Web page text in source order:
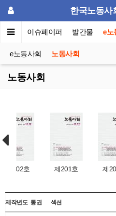
한국노동사
포럼 이슈페이퍼 발간물 e노
e노동사회 노동사회
노동사회
제201호 제200호
제작년도 통권 섹션